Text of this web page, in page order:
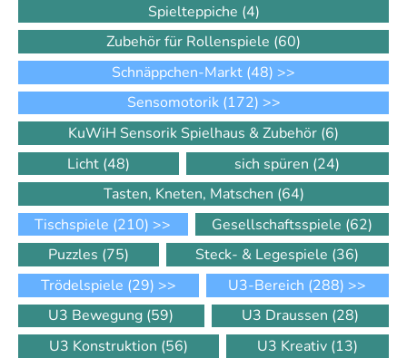
Spielteppiche (4)
Zubehör für Rollenspiele (60)
Schnäppchen-Markt (48) >>
Sensomotorik (172) >>
KuWiH Sensorik Spielhaus & Zubehör (6)
Licht (48) sich spüren (24)
Tasten, Kneten, Matschen (64)
Tischspiele (210) >> Gesellschaftsspiele (62)
Puzzles (75) Steck- & Legespiele (36)
Trödelspiele (29) >> U3-Bereich (288) >>
U3 Bewegung (59) U3 Draussen (28)
U3 Konstruktion (56) U3 Kreativ (13)